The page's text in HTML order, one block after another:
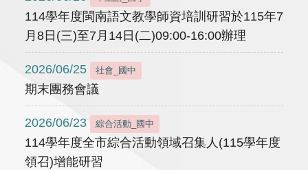
114學年度閩南語文教學師資培訓研習於115年7
月8日(三)至7月14日(二)09:00-16:00辦理
2026/06/25 社會_國中
期末團務會議
2026/06/23 綜合活動_國中
114學年度全市綜合活動領域召集人(115學年度
領召)增能研習